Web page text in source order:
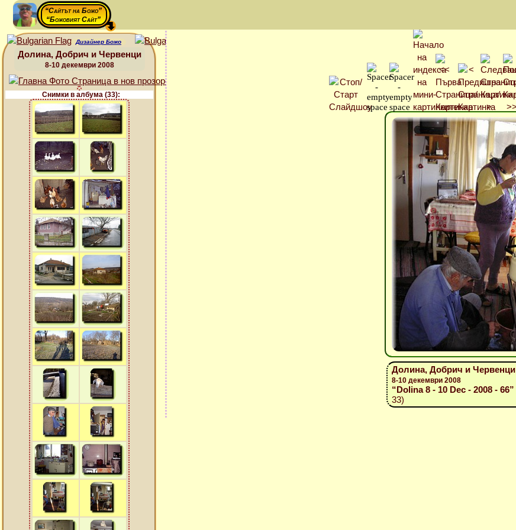
“Сайтът на Божо”
“Божовият Сайт”
Дизайнер Божо
Долина, Добрич и Червенци
8-10 декември 2008
Снимки в албума (33):
Долина, Добрич и Червенци
8-10 декември 2008
“Dolina 8 - 10 Dec - 2008 - 66”
33)